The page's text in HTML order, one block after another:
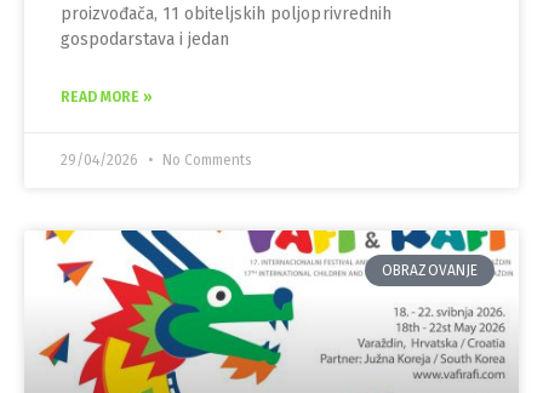
proizvođača, 11 obiteljskih poljoprivrednih
gospodarstava i jedan
READ MORE »
29/04/2026 No Comments
OBRAZOVANJE